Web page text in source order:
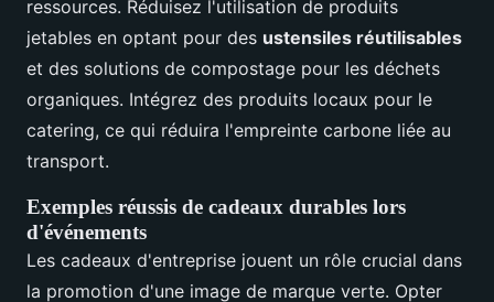
ressources. Réduisez l'utilisation de produits
jetables en optant pour des ustensiles réutilisables
et des solutions de compostage pour les déchets
organiques. Intégrez des produits locaux pour le
catering, ce qui réduira l'empreinte carbone liée au
transport.
Exemples réussis de cadeaux durables lors
d'événements
Les cadeaux d'entreprise jouent un rôle crucial dans
la promotion d'une image de marque verte. Opter